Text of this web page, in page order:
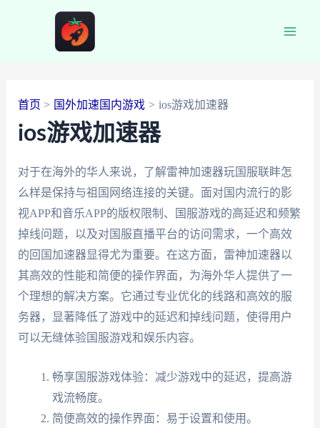
首页 国外加速国内游戏 ios游戏加速器
ios游戏加速器
对于在海外的华人来说，了解雷神加速器玩国服联盽怎
么样是保持与祖国网络连接的关键。面对国内流行的影
视APP和音乐APP的版权限制、国服游戏的高延迟和频繁
掉线问题，以及对国服直播平台的访问需求，一个高效
的回国加速器显得尤为重要。在这方面，雷神加速器以
其高效的性能和简便的操作界面，为海外华人提供了一
个理想的解决方案。它通过专业优化的线路和高效的服
务器，显著降低了游戏中的延迟和掉线问题，使得用户
可以无缝体验国服游戏和娱乐内容。
畅享国服游戏体验：减少游戏中的延迟，提高游
戏流畅度。
简便高效的操作界面：易于设置和使用。